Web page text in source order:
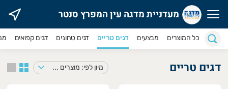
מעדניית מדגה עין המפרץ סנטר
גרים במרכז ?
להזמנות מהירות לאזור מרכז הארץ לחצו'כאן'
מעדניית מדגה עין המפרץ סנטר
כל המוצרים מבצעים דגים טריים דגים טחונים דגים קפואים
דגים טריים מיון לפי: מוצרים במבצע